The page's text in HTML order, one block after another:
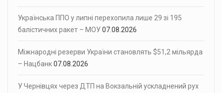
Українська ППО у липні перехопила лише 29 зі 195
балістичних ракет – МОУ07.08.2026
Міжнародні резерви України становлять $51,2 мільярда
– Нацбанк07.08.2026
У Чернівцях через ДТП на Вокзальній ускладнений рух